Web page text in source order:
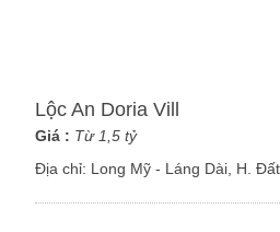
Lộc An Doria Vill
Giá : Từ 1,5 tỷ
Địa chỉ:
Long Mỹ - Láng Dài, H.